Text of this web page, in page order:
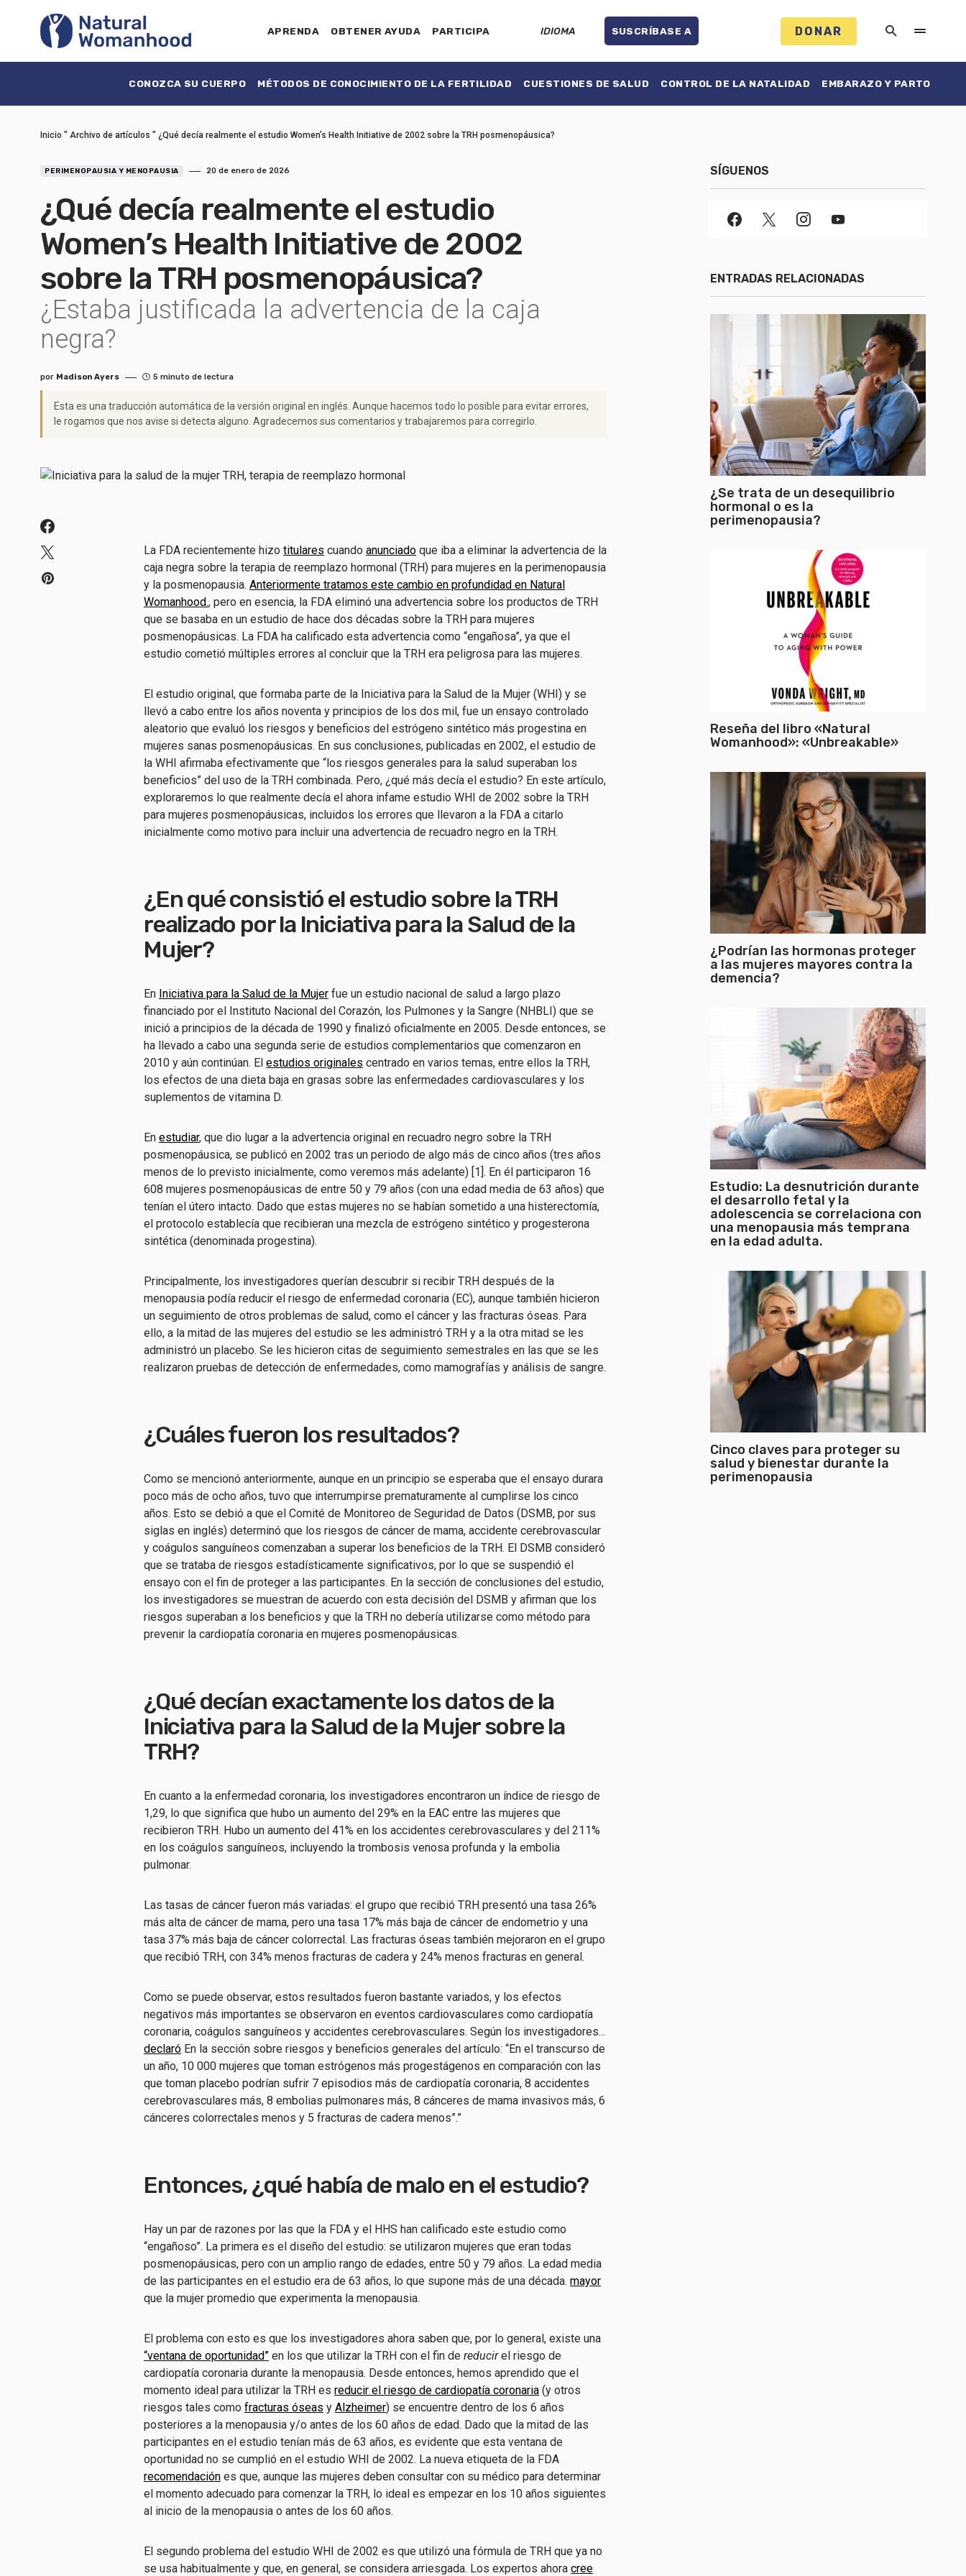
APRENDA OBTENER AYUDA PARTICIPA IDIOMA SUSCRÍBASE A DONAR
CONOZCA SU CUERPO MÉTODOS DE CONOCIMIENTO DE LA FERTILIDAD CUESTIONES DE SALUD CONTROL DE LA NATALIDAD EMBARAZO Y PARTO
Inicio " Archivo de artículos " ¿Qué decía realmente el estudio Women’s Health Initiative de 2002 sobre la TRH posmenopáusica?
PERIMENOPAUSIA Y MENOPAUSIA 20 de enero de 2026
¿Qué decía realmente el estudio
Women’s Health Initiative de 2002
sobre la TRH posmenopáusica?
¿Estaba justificada la advertencia de la caja
negra?
por Madison Ayers 5 minuto de lectura
Esta es una traducción automática de la versión original en inglés. Aunque hacemos todo lo posible para evitar errores,
le rogamos que nos avise si detecta alguno. Agradecemos sus comentarios y trabajaremos para corregirlo.
La FDA recientemente hizo titulares cuando anunciado que iba a eliminar la advertencia de la
caja negra sobre la terapia de reemplazo hormonal (TRH) para mujeres en la perimenopausia
y la posmenopausia. Anteriormente tratamos este cambio en profundidad en Natural
Womanhood., pero en esencia, la FDA eliminó una advertencia sobre los productos de TRH
que se basaba en un estudio de hace dos décadas sobre la TRH para mujeres
posmenopáusicas. La FDA ha calificado esta advertencia como “engañosa”, ya que el
estudio cometió múltiples errores al concluir que la TRH era peligrosa para las mujeres.
El estudio original, que formaba parte de la Iniciativa para la Salud de la Mujer (WHI) y se
llevó a cabo entre los años noventa y principios de los dos mil, fue un ensayo controlado
aleatorio que evaluó los riesgos y beneficios del estrógeno sintético más progestina en
mujeres sanas posmenopáusicas. En sus conclusiones, publicadas en 2002, el estudio de
la WHI afirmaba efectivamente que “los riesgos generales para la salud superaban los
beneficios” del uso de la TRH combinada. Pero, ¿qué más decía el estudio? En este artículo,
exploraremos lo que realmente decía el ahora infame estudio WHI de 2002 sobre la TRH
para mujeres posmenopáusicas, incluidos los errores que llevaron a la FDA a citarlo
inicialmente como motivo para incluir una advertencia de recuadro negro en la TRH.
¿En qué consistió el estudio sobre la TRH
realizado por la Iniciativa para la Salud de la
Mujer?
En Iniciativa para la Salud de la Mujer fue un estudio nacional de salud a largo plazo
financiado por el Instituto Nacional del Corazón, los Pulmones y la Sangre (NHBLI) que se
inició a principios de la década de 1990 y finalizó oficialmente en 2005. Desde entonces, se
ha llevado a cabo una segunda serie de estudios complementarios que comenzaron en
2010 y aún continúan. El estudios originales centrado en varios temas, entre ellos la TRH,
los efectos de una dieta baja en grasas sobre las enfermedades cardiovasculares y los
suplementos de vitamina D.
En estudiar, que dio lugar a la advertencia original en recuadro negro sobre la TRH
posmenopáusica, se publicó en 2002 tras un periodo de algo más de cinco años (tres años
menos de lo previsto inicialmente, como veremos más adelante) [1]. En él participaron 16
608 mujeres posmenopáusicas de entre 50 y 79 años (con una edad media de 63 años) que
tenían el útero intacto. Dado que estas mujeres no se habían sometido a una histerectomía,
el protocolo establecía que recibieran una mezcla de estrógeno sintético y progesterona
sintética (denominada progestina).
Principalmente, los investigadores querían descubrir si recibir TRH después de la
menopausia podía reducir el riesgo de enfermedad coronaria (EC), aunque también hicieron
un seguimiento de otros problemas de salud, como el cáncer y las fracturas óseas. Para
ello, a la mitad de las mujeres del estudio se les administró TRH y a la otra mitad se les
administró un placebo. Se les hicieron citas de seguimiento semestrales en las que se les
realizaron pruebas de detección de enfermedades, como mamografías y análisis de sangre.
¿Cuáles fueron los resultados?
Como se mencionó anteriormente, aunque en un principio se esperaba que el ensayo durara
poco más de ocho años, tuvo que interrumpirse prematuramente al cumplirse los cinco
años. Esto se debió a que el Comité de Monitoreo de Seguridad de Datos (DSMB, por sus
siglas en inglés) determinó que los riesgos de cáncer de mama, accidente cerebrovascular
y coágulos sanguíneos comenzaban a superar los beneficios de la TRH. El DSMB consideró
que se trataba de riesgos estadísticamente significativos, por lo que se suspendió el
ensayo con el fin de proteger a las participantes. En la sección de conclusiones del estudio,
los investigadores se muestran de acuerdo con esta decisión del DSMB y afirman que los
riesgos superaban a los beneficios y que la TRH no debería utilizarse como método para
prevenir la cardiopatía coronaria en mujeres posmenopáusicas.
¿Qué decían exactamente los datos de la
Iniciativa para la Salud de la Mujer sobre la
TRH?
En cuanto a la enfermedad coronaria, los investigadores encontraron un índice de riesgo de
1,29, lo que significa que hubo un aumento del 29% en la EAC entre las mujeres que
recibieron TRH. Hubo un aumento del 41% en los accidentes cerebrovasculares y del 211%
en los coágulos sanguíneos, incluyendo la trombosis venosa profunda y la embolia
pulmonar.
Las tasas de cáncer fueron más variadas: el grupo que recibió TRH presentó una tasa 26%
más alta de cáncer de mama, pero una tasa 17% más baja de cáncer de endometrio y una
tasa 37% más baja de cáncer colorrectal. Las fracturas óseas también mejoraron en el grupo
que recibió TRH, con 34% menos fracturas de cadera y 24% menos fracturas en general.
Como se puede observar, estos resultados fueron bastante variados, y los efectos
negativos más importantes se observaron en eventos cardiovasculares como cardiopatía
coronaria, coágulos sanguíneos y accidentes cerebrovasculares. Según los investigadores...
declaró En la sección sobre riesgos y beneficios generales del artículo: “En el transcurso de
un año, 10 000 mujeres que toman estrógenos más progestágenos en comparación con las
que toman placebo podrían sufrir 7 episodios más de cardiopatía coronaria, 8 accidentes
cerebrovasculares más, 8 embolias pulmonares más, 8 cánceres de mama invasivos más, 6
cánceres colorrectales menos y 5 fracturas de cadera menos”.”
Entonces, ¿qué había de malo en el estudio?
Hay un par de razones por las que la FDA y el HHS han calificado este estudio como
“engañoso”. La primera es el diseño del estudio: se utilizaron mujeres que eran todas
posmenopáusicas, pero con un amplio rango de edades, entre 50 y 79 años. La edad media
de las participantes en el estudio era de 63 años, lo que supone más de una década. mayor
que la mujer promedio que experimenta la menopausia.
El problema con esto es que los investigadores ahora saben que, por lo general, existe una
“ventana de oportunidad” en los que utilizar la TRH con el fin de reducirel riesgo de
cardiopatía coronaria durante la menopausia. Desde entonces, hemos aprendido que el
momento ideal para utilizar la TRH es reducir el riesgo de cardiopatía coronaria (y otros
riesgos tales como fracturas óseas y Alzheimer) se encuentre dentro de los 6 años
posteriores a la menopausia y/o antes de los 60 años de edad. Dado que la mitad de las
participantes en el estudio tenían más de 63 años, es evidente que esta ventana de
oportunidad no se cumplió en el estudio WHI de 2002. La nueva etiqueta de la FDA
recomendación es que, aunque las mujeres deben consultar con su médico para determinar
el momento adecuado para comenzar la TRH, lo ideal es empezar en los 10 años siguientes
al inicio de la menopausia o antes de los 60 años.
El segundo problema del estudio WHI de 2002 es que utilizó una fórmula de TRH que ya no
se usa habitualmente y que, en general, se considera arriesgada. Los expertos ahora cree
SÍGUENOS
ENTRADAS RELACIONADAS
¿Se trata de un desequilibrio
hormonal o es la
perimenopausia?
Reseña del libro «Natural
Womanhood»: «Unbreakable»
¿Podrían las hormonas proteger
a las mujeres mayores contra la
demencia?
Estudio: La desnutrición durante
el desarrollo fetal y la
adolescencia se correlaciona con
una menopausia más temprana
en la edad adulta.
Cinco claves para proteger su
salud y bienestar durante la
perimenopausia